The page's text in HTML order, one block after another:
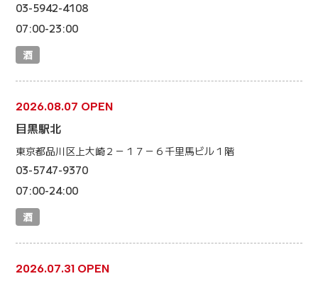
03-5942-4108
07:00-23:00
酒
2026.08.07 OPEN
目黒駅北
東京都品川区上大崎２－１７－６千里馬ビル１階
03-5747-9370
07:00-24:00
酒
2026.07.31 OPEN